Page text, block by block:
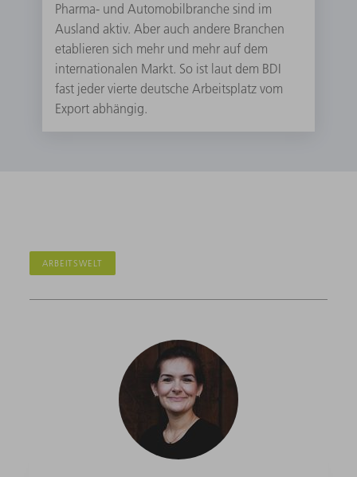
Pharma- und Automobilbranche sind im
Ausland aktiv. Aber auch andere Branchen
etablieren sich mehr und mehr auf dem
internationalen Markt. So ist laut dem BDI
fast jeder vierte deutsche Arbeitsplatz vom
Export abhängig.
ARBEITSWELT